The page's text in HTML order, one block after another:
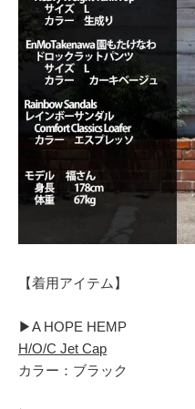
【着用アイテム】
▶︎A HOPE HEMP
H/O/C Jet Cap
カラー：ブラック